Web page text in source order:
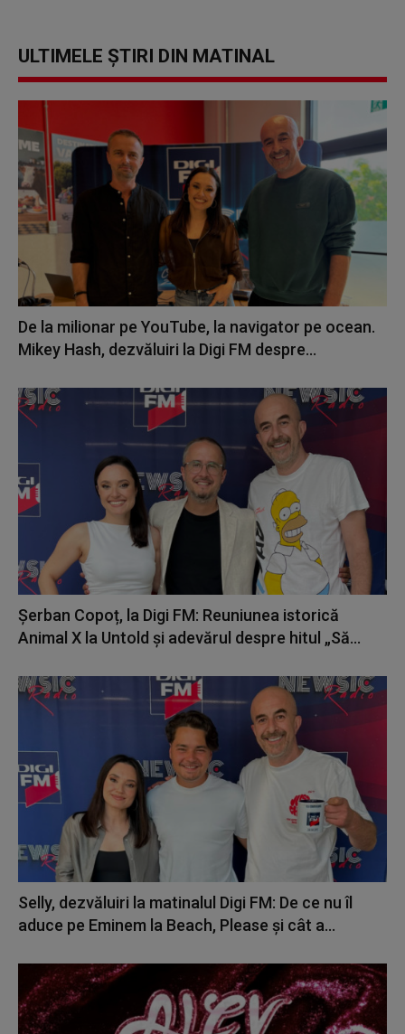
ULTIMELE ȘTIRI DIN MATINAL
De la milionar pe YouTube, la navigator pe ocean.
Mikey Hash, dezvăluiri la Digi FM despre...
Șerban Copoț, la Digi FM: Reuniunea istorică
Animal X la Untold și adevărul despre hitul „Să...
Selly, dezvăluiri la matinalul Digi FM: De ce nu îl
aduce pe Eminem la Beach, Please și cât a...